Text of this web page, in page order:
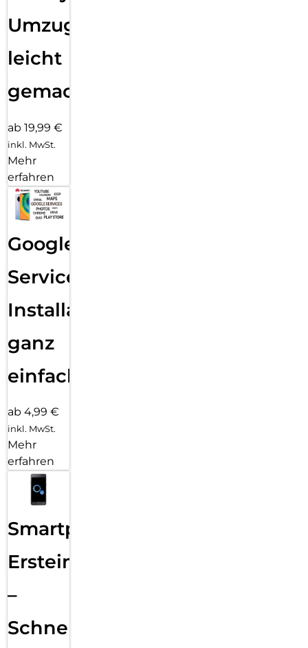
Umzug
leicht
gemacht!
ab 19,99 €
inkl. MwSt.
Mehr
erfahren
Google
Services
Installation
ganz
einfach
ab 4,99 €
inkl. MwSt.
Mehr
erfahren
Smartphone
Ersteinrichtung
–
Schnelle